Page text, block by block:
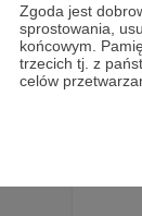
Zgoda jest
sprostowania,
końcowym.
trzecich tj. z
celów